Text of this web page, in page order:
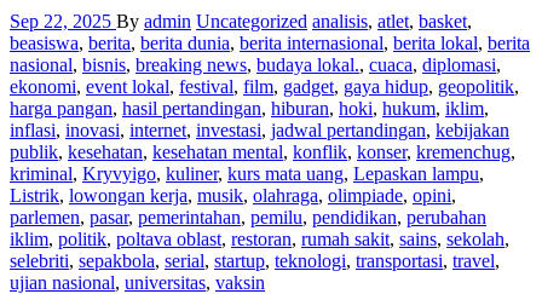
Sep 22, 2025 By admin Uncategorized analisis, atlet, basket,
beasiswa, berita, berita dunia, berita internasional, berita lokal, berita
nasional, bisnis, breaking news, budaya lokal., cuaca, diplomasi,
ekonomi, event lokal, festival, film, gadget, gaya hidup, geopolitik,
harga pangan, hasil pertandingan, hiburan, hoki, hukum, iklim,
inflasi, inovasi, internet, investasi, jadwal pertandingan, kebijakan
publik, kesehatan, kesehatan mental, konflik, konser, kremenchug,
kriminal, Kryvyigo, kuliner, kurs mata uang, Lepaskan lampu,
Listrik, lowongan kerja, musik, olahraga, olimpiade, opini,
parlemen, pasar, pemerintahan, pemilu, pendidikan, perubahan
iklim, politik, poltava oblast, restoran, rumah sakit, sains, sekolah,
selebriti, sepakbola, serial, startup, teknologi, transportasi, travel,
ujian nasional, universitas, vaksin